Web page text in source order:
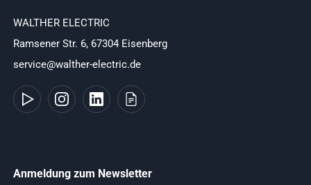
WALTHER ELECTRIC
Ramsener Str. 6, 67304 Eisenberg
service@walther-electric.de
Anmeldung zum Newsletter